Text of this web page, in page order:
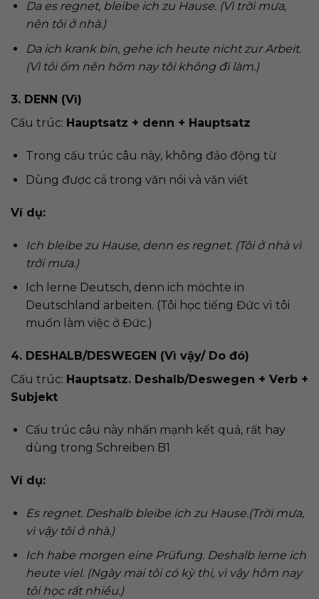
Da es regnet, bleibe ich zu Hause. (Vì trời mưa,
nên tôi ở nhà.)
Da ich krank bin, gehe ich heute nicht zur Arbeit.
(Vì tôi ốm nên hôm nay tôi không đi làm.)
3. DENN (Vì)
Cấu trúc: Hauptsatz + denn + Hauptsatz
Trong cấu trúc câu này, không đảo động từ
Dùng được cả trong văn nói và văn viết
Ví dụ:
Ich bleibe zu Hause, denn es regnet. (Tôi ở nhà vì
trởi mưa.)
Ich lerne Deutsch, denn ich möchte in
Deutschland arbeiten. (Tôi học tiếng Đức vì tôi
muốn làm việc ở Đức.)
4. DESHALB/DESWEGEN (Vì vậy/ Do đó)
Cấu trúc: Hauptsatz. Deshalb/Deswegen + Verb +
Subjekt
Cấu trúc câu này nhấn mạnh kết quả, rất hay
dùng trong Schreiben B1
Ví dụ:
Es regnet. Deshalb bleibe ich zu Hause.(Trời mưa,
vì vậy tôi ở nhà.)
Ich habe morgen eine Prüfung. Deshalb lerne ich
heute viel. (Ngày mai tôi có kỳ thi, vì vậy hôm nay
tôi học rất nhiều.)